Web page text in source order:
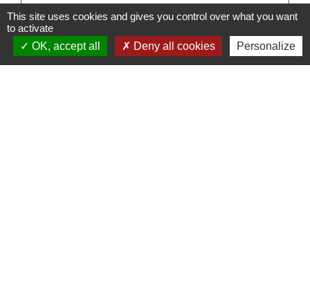
This site uses cookies and gives you control over what you want
to activate
OK, accept all
Deny all cookies Personalize